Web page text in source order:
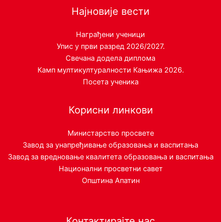
Најновије вести
Награђени ученици
Упис у први разред 2026/2027.
Свечана додела диплома
Камп мултикултуралности Кањижа 2026.
Посета ученика
Корисни линкови
Министарство просвете
Завод за унапређивање образовања и васпитања
Завод за вредновање квалитета образовања и васпитања
Национални просветни савет
Општина Апатин